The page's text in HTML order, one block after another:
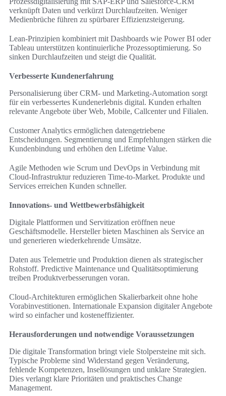
verknüpft Daten und verkürzt Durchlaufzeiten. Weniger
Medienbrüche führen zu spürbarer Effizienzsteigerung.
Lean-Prinzipien kombiniert mit Dashboards wie Power BI oder
Tableau unterstützen kontinuierliche Prozessoptimierung. So
sinken Durchlaufzeiten und steigt die Qualität.
Verbesserte Kundenerfahrung
Personalisierung über CRM- und Marketing-Automation sorgt
für ein verbessertes Kundenerlebnis digital. Kunden erhalten
relevante Angebote über Web, Mobile, Callcenter und Filialen.
Customer Analytics ermöglichen datengetriebene
Entscheidungen. Segmentierung und Empfehlungen stärken die
Kundenbindung und erhöhen den Lifetime Value.
Agile Methoden wie Scrum und DevOps in Verbindung mit
Cloud-Infrastruktur reduzieren Time-to-Market. Produkte und
Services erreichen Kunden schneller.
Innovations- und Wettbewerbsfähigkeit
Digitale Plattformen und Servitization eröffnen neue
Geschäftsmodelle. Hersteller bieten Maschinen als Service an
und generieren wiederkehrende Umsätze.
Daten aus Telemetrie und Produktion dienen als strategischer
Rohstoff. Predictive Maintenance und Qualitätsoptimierung
treiben Produktverbesserungen voran.
Cloud-Architekturen ermöglichen Skalierbarkeit ohne hohe
Vorabinvestitionen. Internationale Expansion digitaler Angebote
wird so einfacher und kosteneffizienter.
Herausforderungen und notwendige Voraussetzungen
Die digitale Transformation bringt viele Stolpersteine mit sich.
Typische Probleme sind Widerstand gegen Veränderung,
fehlende Kompetenzen, Insellösungen und unklare Strategien.
Dies verlangt klare Prioritäten und praktisches Change
Management.